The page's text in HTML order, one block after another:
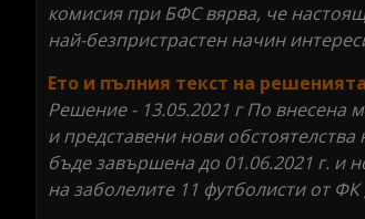
комисия при БФС вярва, че
най-безпристрастен начин
Ето и пълния текст на
Решение - 13.05.2021 г По внесена
и представени нови
бъде завършена до 01.06.2021 г. и
на заболелите 11 футболисти от